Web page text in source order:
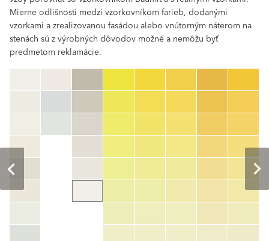
Mierne odlišnosti medzi vzorkovníkom farieb, dodanými
vzorkami a zrealizovanou fasádou alebo vnútorným náterom na
stenách sú z výrobných dôvodov možné a nemôžu byť
predmetom reklamácie.
Číslo farby
color_name
HEX:hex_code